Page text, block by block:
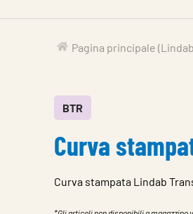
carrello
Pagina principale
BTR
Curva
Curva stampata Lindab